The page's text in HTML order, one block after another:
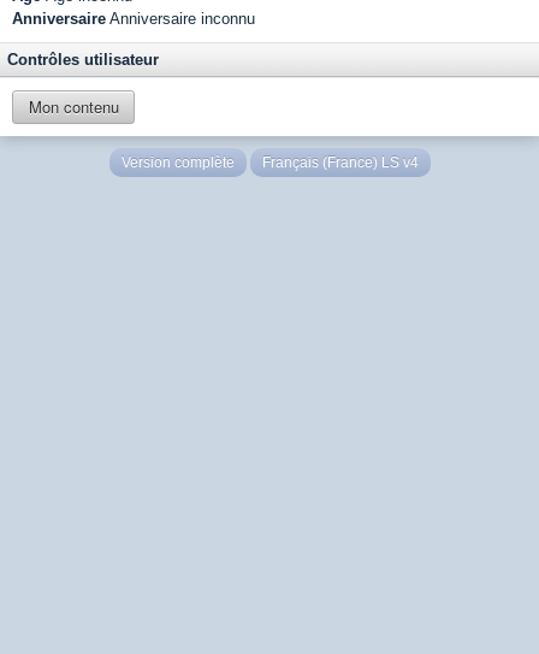
Anniversaire Anniversaire inconnu
Contrôles utilisateur
Mon contenu
Version complète Français (France) LS v4